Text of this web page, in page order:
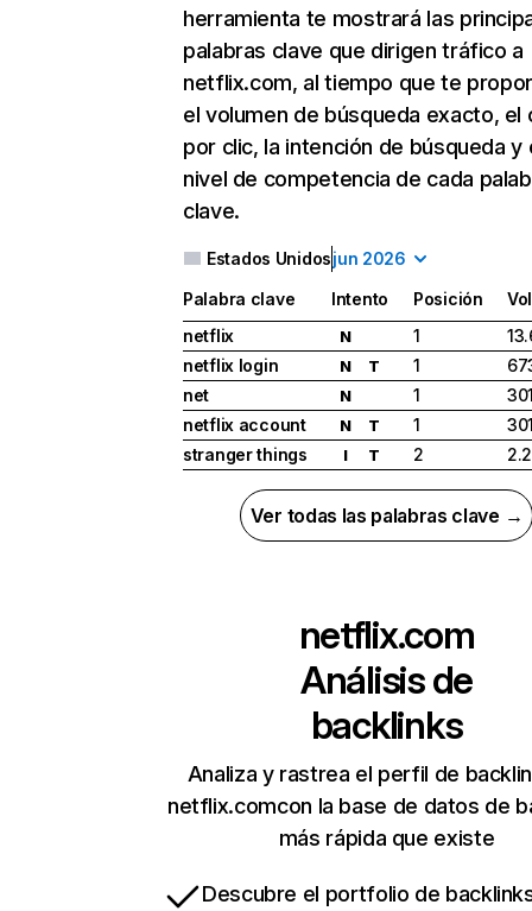
herramienta te mostrará las
palabras clave que dirigen tráfico a
netflix.com, al tiempo que te
el volumen de búsqueda exacto, el
por clic, la intención de búsqueda y
nivel de competencia de cada
clave.
Estados Unidosjun 2026
Palabra clave Intento Posición
netflix
N 1
netflix login
N T 1
net
N 1
netflix account
N T 1
stranger things
I T 2
Ver todas las palabras clave →
netflix.com
Análisis de
backlinks
Analiza y rastrea el perfil de
netflix.comcon la base de datos de
más rápida que existe
Descubre el portfolio de